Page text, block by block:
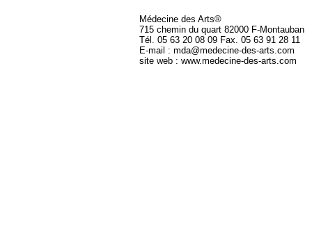
Médecine des Arts®
715 chemin du quart 82000 F-Montauban
Tél. 05 63 20 08 09 Fax. 05 63 91 28 11
E-mail : mda@medecine-des-arts.com
site web : www.medecine-des-arts.com